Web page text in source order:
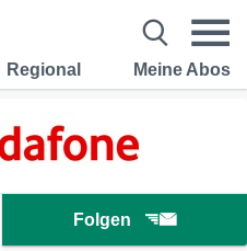
Regional Meine Abos
Folgen